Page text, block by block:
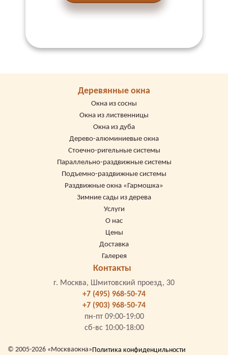
Деревянные окна
Окна из сосны
Окна из лиственницы
Окна из дуба
Дерево-алюминиевые окна
Стоечно-ригельные системы
Параллельно-раздвижные системы
Подъемно-раздвижные системы
Раздвижные окна «Гармошка»
Зимние сады из дерева
Услуги
О нас
Цены
Доставка
Галерея
Контакты
г. Москва, Шмитовский проезд, 30
+7 (495) 968-50-74
+7 (903) 968-50-74
пн-пт 09:00-19:00
сб-вс 10:00-18:00
© 2005-2026 «Москваокна» Политика конфиденцильности